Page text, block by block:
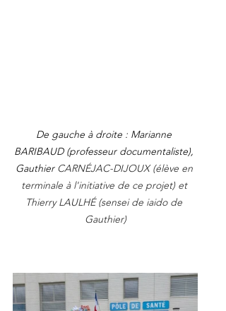
De gauche à droite : Marianne
BARIBAUD (professeur documentaliste),
Gauthier CARNÉJAC-DIJOUX (élève en
terminale à l'initiative de ce projet) et
Thierry LAULHÉ (sensei de iaido de
Gauthier)